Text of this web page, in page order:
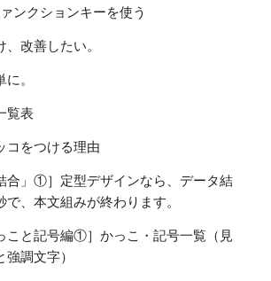
ンクションキーを使う
改善したい。
。
覧表
コをつける理由
合」①］定型デザインなら、データ結
、本文組みが終わります。
こと記号編①］かっこ・記号一覧（見
調文字）